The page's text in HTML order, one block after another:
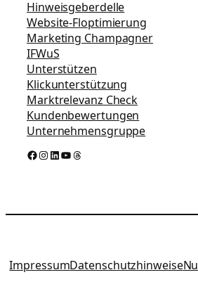
Hinweisgeberdelle
Website-Floptimierung
Marketing Champagner
IFWuS
Unterstützen
Klickunterstützung
Marktrelevanz Check
Kundenbewertungen
Unternehmensgruppe
Facebook InstagramLinkedIn YouTube Threads
ImpressumDatenschutzhinweise